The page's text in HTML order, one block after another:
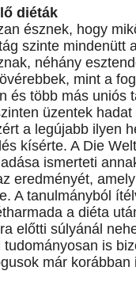
diéták
észnek, hogy
szinte mindenütt
néhány
mint a
és több más uniós
üzentek hadat
a legújabb ilyen
kísérte. A Die
ismerteti
eredményét,
A tanulmányból
a diéta
előtti súlyánál
tudományosan is
már korábban